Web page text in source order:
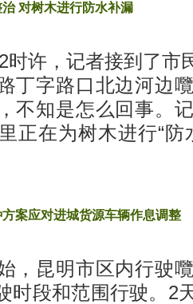
对树木进行防水补漏
时许，记者接到了市
丁字路口北边河边
不知是怎么回事。
正在为树木进行“防
案应对进城货源车辆作息调整
，昆明市区内行驶
时段和范围行驶。2